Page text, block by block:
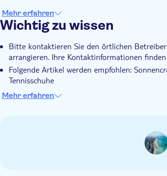
Mehr erfahren
Wichtig zu wissen
Bitte kontaktieren Sie den örtlichen
arrangieren. Ihre Kontaktinformationen
Folgende Artikel werden empfohlen:
Tennisschuhe
Optionale Fahrt mit den Dünenbuggys: Ca.
Mehr erfahren